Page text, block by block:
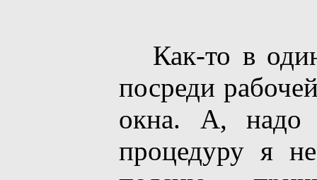
Как-то в
посреди
окна. А, надо
процедуру я